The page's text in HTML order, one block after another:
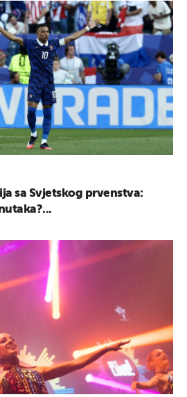
sa Svjetskog prvenstva: